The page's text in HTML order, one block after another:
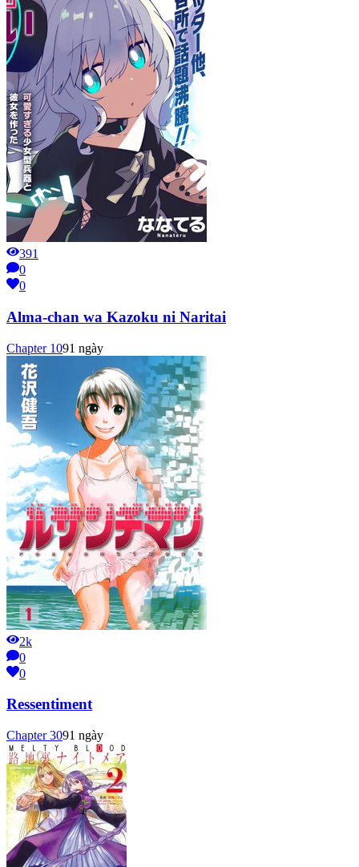
391
0
0
Alma-chan wa Kazoku ni Naritai
Chapter 1091 ngày
2k
0
0
Ressentiment
Chapter3091 ngày